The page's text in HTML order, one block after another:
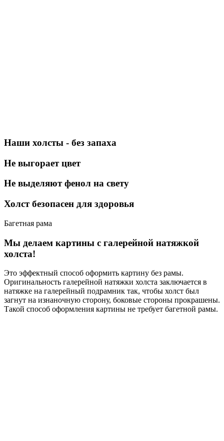
Наши холсты - без запаха
Не выгорает цвет
Не выделяют фенол на свету
Холст безопасен для здоровья
Багетная рама
Мы делаем картины с галерейной натяжкой
холста!
Это эффектный способ оформить картину без рамы.
Оригинальность галерейной натяжки холста заключается в
натяжке на галерейный подрамник так, чтобы холст был
загнут на изнаночную сторону, боковые стороны прокрашены.
Такой способ оформления картины не требует багетной рамы.